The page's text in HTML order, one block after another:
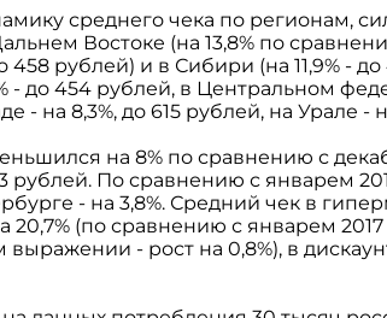
среднего чека по регионам,
Востоке (на 13,8% по
458 рублей) и в Сибири (на 11,9% -
- до 454 рублей, в Центральном
- на 8,3%, до 615 рублей, на Урале -
на 8% по сравнению с
рублей. По сравнению с январем
- на 3,8%. Средний чек в
(по сравнению с январем 2017
выражении - рост на 0,8%), в